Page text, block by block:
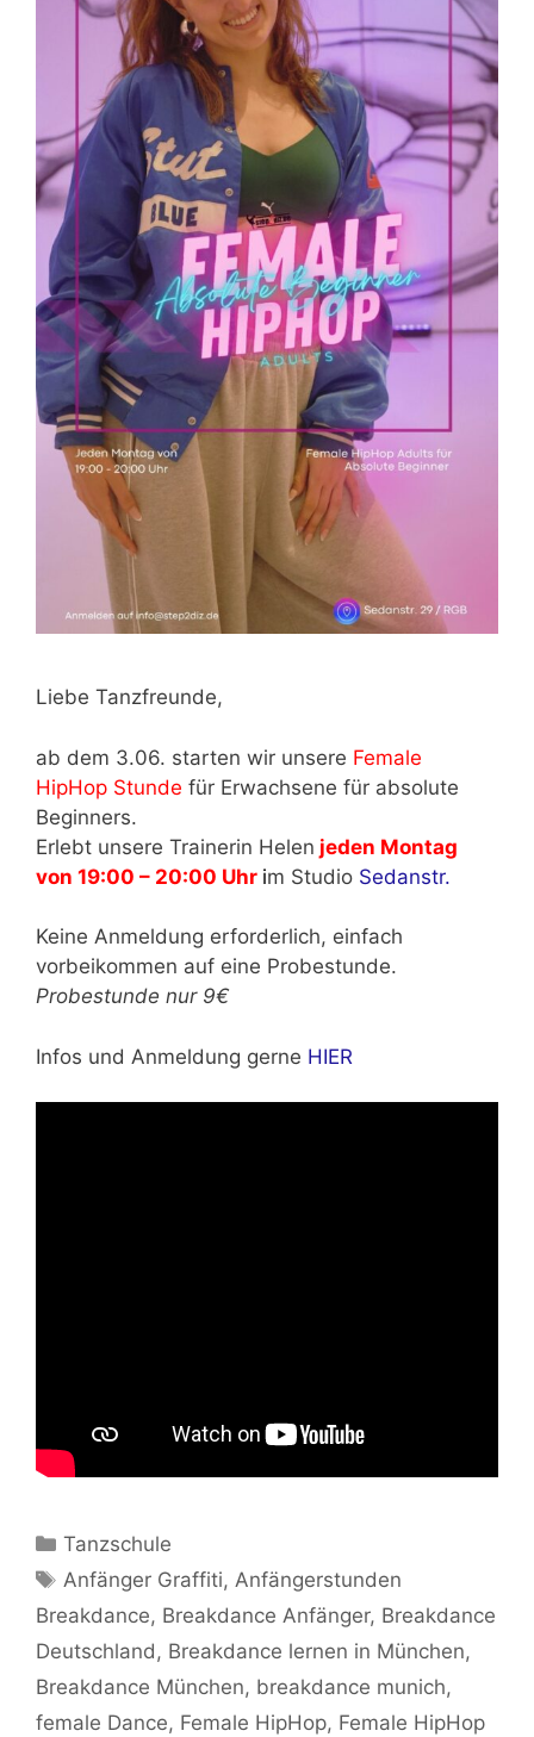
Liebe Tanzfreunde,
ab dem 3.06. starten wir unsere Female
HipHop Stunde für Erwachsene für absolute
Beginners.
Erlebt unsere Trainerin Helen jeden Montag
von 19:00 – 20:00 Uhr im Studio Sedanstr.
Keine Anmeldung erforderlich, einfach
vorbeikommen auf eine Probestunde.
Probestunde nur 9€
Infos und Anmeldung gerne HIER
Kategorien
Tanzschule
Schlagwörter
Anfänger Graffiti,Anfängerstunden
Breakdance, Breakdance Anfänger, Breakdance
Deutschland, Breakdance lernen in München,
Breakdance München, breakdance munich,
female Dance, Female HipHop, Female HipHop